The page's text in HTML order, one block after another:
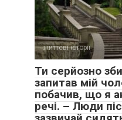
життєві історії
Ти серйозно
запитав мій
побачив, що я
речі. – Люди